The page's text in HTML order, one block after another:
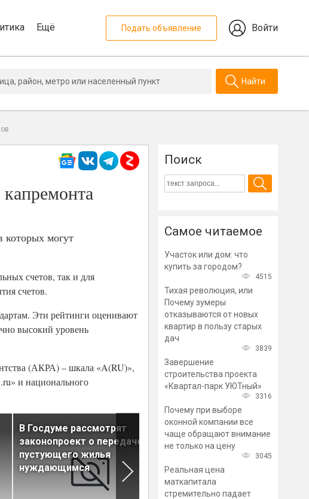
Ещё Подать объявление Войти
Найти
которых могут
счетов, так и для
счетов.
Эти рейтинги оценивают
высокий уровень
(АКРА) – шкала «A(RU)»,
и национального
В Госдуме рассмотрят
законопроект о передаче
пустующего жилья
нуждающимся
Жилые новостройки будут
оценивать на
по новой методике
Поиск
Самое читаемое
Участок или дом: что
купить за городом?
4515
Тихая революция, или
Почему зумеры
отказываются от новых
квартир в пользу старых
дач
3839
Завершение
строительства проекта
«Квартал-парк УЮТный»
3316
Почему при выборе
оконной компании все
чаще обращают внимание
не только на цену
3045
Реальная цена
маткапитала
стремительно падает